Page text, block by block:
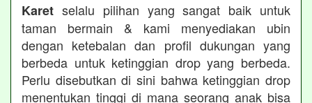
Karet selalu pilihan yang sangat baik untuk
taman bermain & kami menyediakan ubin
dengan ketebalan dan profil dukungan yang
berbeda untuk ketinggian drop yang berbeda.
Perlu disebutkan di sini bahwa ketinggian drop
menentukan tinggi di mana seorang anak bisa